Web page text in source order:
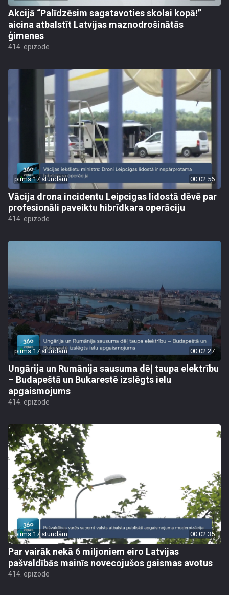
Akcijā “Palīdzēsim sagatavoties skolai kopā!”
aicina atbalstīt Latvijas maznodrošinātās
ģimenes
414. epizode
pirms 17 stundām 00:02:56
Vācija drona incidentu Leipcigas lidostā dēvē par
profesionāli paveiktu hibrīdkara operāciju
414. epizode
pirms 17 stundām 00:02:27
Ungārija un Rumānija sausuma dēļ taupa elektrību
– Budapeštā un Bukarestē izslēgts ielu
apgaismojums
414. epizode
pirms 17 stundām 00:02:35
Par vairāk nekā 6 miljoniem eiro Latvijas
pašvaldībās mainīs novecojušos gaismas avotus
414. epizode